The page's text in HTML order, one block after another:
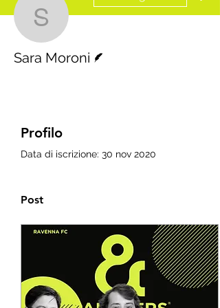
Sara Moroni
Sara Moroni
Profilo
Data di iscrizione: 30 nov 2020
Post